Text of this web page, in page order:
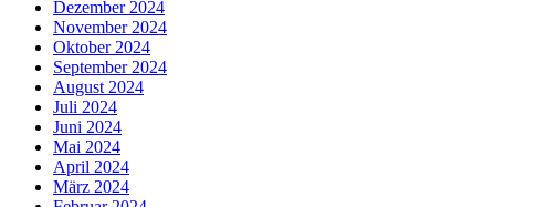
Dezember 2024
November 2024
Oktober 2024
September 2024
August 2024
Juli 2024
Juni 2024
Mai 2024
April 2024
März 2024